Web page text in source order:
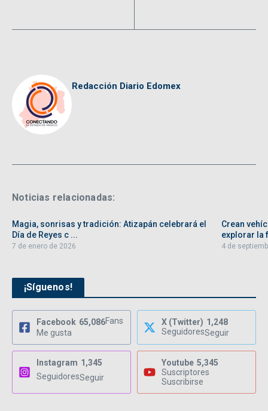
Redacción Diario Edomex
Noticias relacionadas:
Magia, sonrisas y tradición: Atizapán celebrará el
Día de Reyes c ...
7 de enero de 2026
Crean
explorar la
4 de
¡Síguenos!
Facebook 65,086Fans
Me gusta
X (Twitter) 1,248
SeguidoresSeguir
Instagram 1,345
SeguidoresSeguir
Youtube 5,345
Suscriptores
Suscribirse